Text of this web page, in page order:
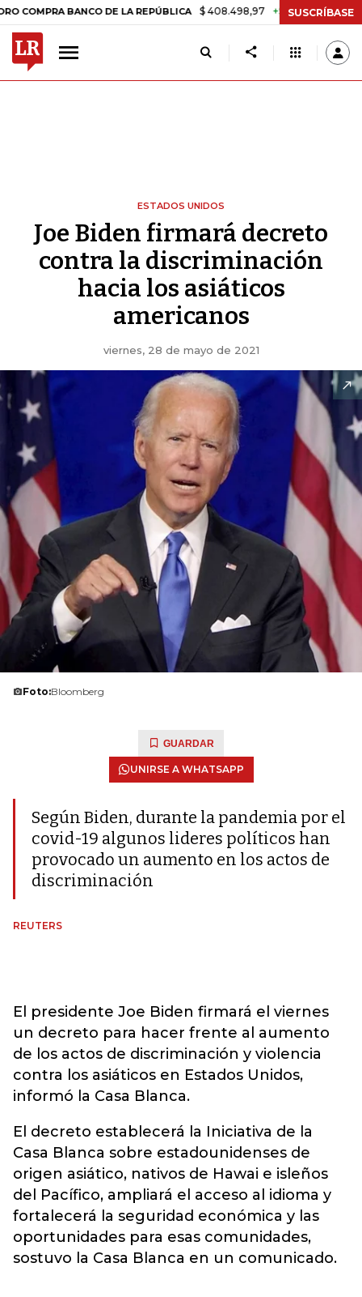
BANCO DE LA REPÚBLICA $ 408.498,97 +$ 8.753,81 +2,19%
SUSCRÍBASE
ESTADOS UNIDOS
Joe Biden firmará decreto
contra la discriminación
hacia los asiáticos
americanos
viernes, 28 de mayo de 2021
Foto:Bloomberg
GUARDAR
UNIRSE A WHATSAPP
Según Biden, durante la pandemia por el
covid-19 algunos lideres políticos han
provocado un aumento en los actos de
discriminación
REUTERS
El presidente Joe Biden firmará el viernes
un decreto para hacer frente al aumento
de los actos de discriminación y violencia
contra los asiáticos en Estados Unidos,
informó la Casa Blanca.
El decreto establecerá la Iniciativa de la
Casa Blanca sobre estadounidenses de
origen asiático, nativos de Hawai e isleños
del Pacífico, ampliará el acceso al idioma y
fortalecerá la seguridad económica y las
oportunidades para esas comunidades,
sostuvo la Casa Blanca en un comunicado.